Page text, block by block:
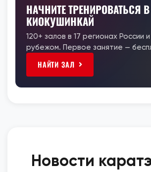
НАЧНИТЕ ТРЕНИРОВАТЬСЯ В
КИОКУШИНКАЙ
120+ залов в 17 регионах России
рубежом. Первое занятие —
НАЙТИ ЗАЛ
Новости